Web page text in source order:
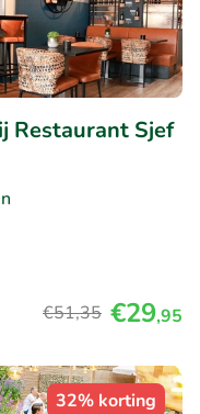
Restaurant Sjef
€51,35 €29,95
32% korting